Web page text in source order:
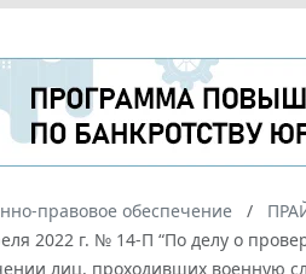
правовое обеспечение
2022 г. № 14-П “По делу о
лиц, проходивших военную